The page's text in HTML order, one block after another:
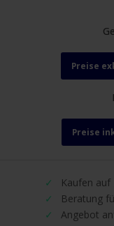
Preise
Preise
Kaufen auf
Beratung
Angebot